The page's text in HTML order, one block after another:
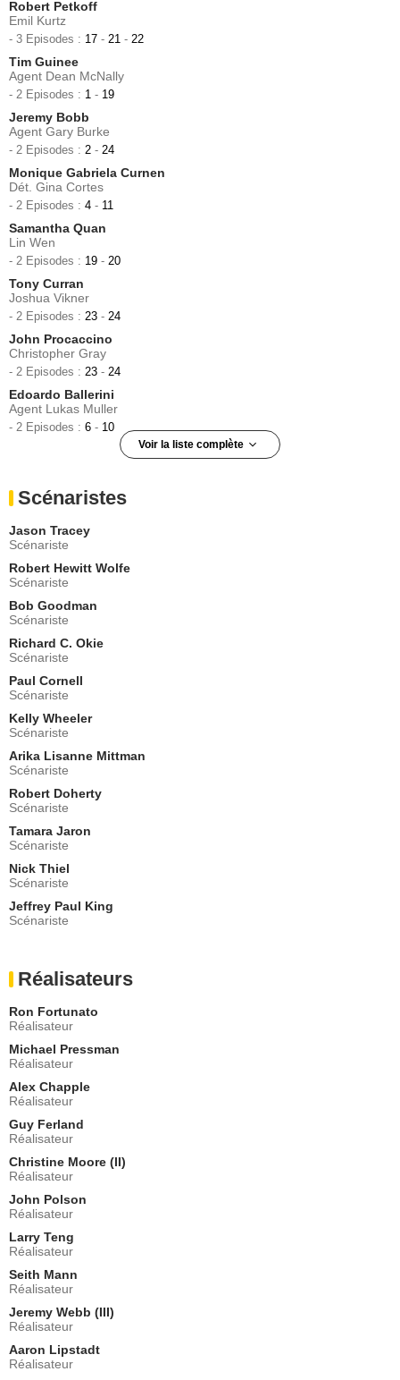
Robert Petkoff
Emil Kurtz
- 3 Episodes : 17 - 21 - 22
Tim Guinee
Agent Dean McNally
- 2 Episodes : 1 - 19
Jeremy Bobb
Agent Gary Burke
- 2 Episodes : 2 - 24
Monique Gabriela Curnen
Dét. Gina Cortes
- 2 Episodes : 4 - 11
Samantha Quan
Lin Wen
- 2 Episodes : 19 - 20
Tony Curran
Joshua Vikner
- 2 Episodes : 23 - 24
John Procaccino
Christopher Gray
- 2 Episodes : 23 - 24
Edoardo Ballerini
Agent Lukas Muller
- 2 Episodes : 6 - 10
Voir la liste complète
- 2 Episodes :18-19
Liliane Bellerose
- 1 Episode :
Ato Essandoh
Alfredo Llamosa
- 1 Episode :5
Reed Diamond
Joel Fitzgerald
- 1 Episode :
John Heard
Henry Watson
- 1 Episode :7
David Alan Basche
Warren Clift
- 1 Episode :
Josh Cooke
Phil Balsam
- 1 Episode :9
Tate Donovan
Wilson Trager
- 1 Episode :
Joseph Mazzello
Griffin
Xi Hai Ching
Tom Everett Scott
Henry Baskerville
- 1 Episode :16
Michael Mosley
Al Baxter
- 1 Episode :
Luna Lauren Velez
Zoe Mercado
- 1 Episode :20
April L. Hernandez
Roxanne Ortiz
- 1 Episode :
Paul Calderon
Zuniga
- 1 Episode :
Marin Ireland
Alta Von See
- 1 Episode :
Jefferson White
Dorian Moll
Scénaristes
Jason Tracey
Scénariste
Robert Hewitt Wolfe
Scénariste
Bob Goodman
Scénariste
Richard C. Okie
Scénariste
Paul Cornell
Scénariste
Kelly Wheeler
Scénariste
Arika Lisanne Mittman
Scénariste
Robert Doherty
Scénariste
Tamara Jaron
Scénariste
Nick Thiel
Scénariste
Jeffrey Paul King
Scénariste
Réalisateurs
Ron Fortunato
Réalisateur
Michael Pressman
Réalisateur
Alex Chapple
Réalisateur
Guy Ferland
Réalisateur
Christine Moore (II)
Réalisateur
John Polson
Réalisateur
Larry Teng
Réalisateur
Seith Mann
Réalisateur
Jeremy Webb (III)
Réalisateur
Aaron Lipstadt
Réalisateur